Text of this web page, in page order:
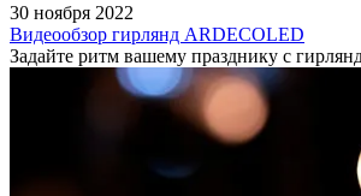
30 ноября 2022
Видеообзор гирлянд ARDECOLED
Задайте ритм вашему празднику с